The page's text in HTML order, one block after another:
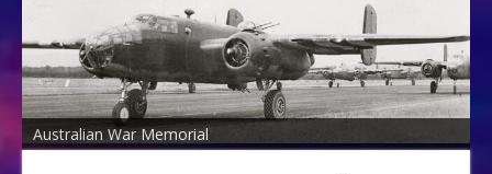
Australian War Memorial